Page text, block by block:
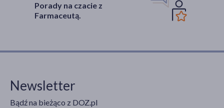
Porady na czacie z
Farmaceutą.
Newsletter
Bądź na bieżąco z DOZ.pl